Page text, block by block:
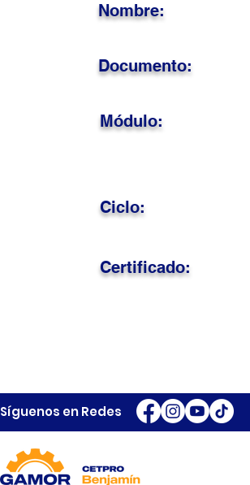
Nombre:
Documento:
Módulo:
Ciclo:
Certificado:
Síguenos en Redes